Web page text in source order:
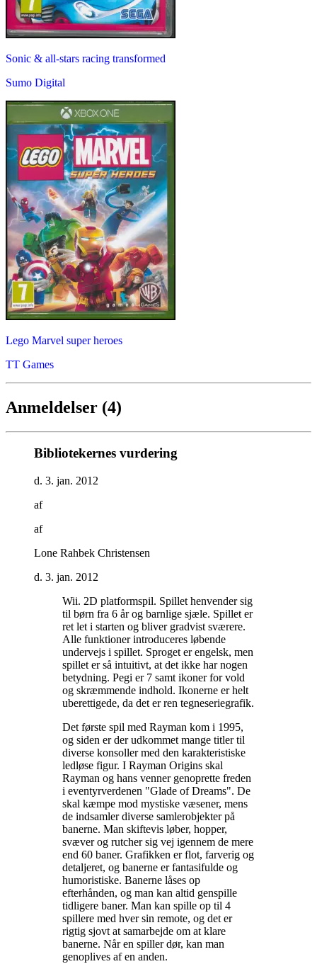
Sonic & all-stars racing transformed
Sumo Digital
Lego Marvel super heroes
TT Games
Anmeldelser (4)
Bibliotekernes vurdering
d. 3. jan. 2012
af
af
Lone Rahbek Christensen
d. 3. jan. 2012
Wii. 2D platformspil. Spillet henvender sig
til børn fra 6 år og barnlige sjæle. Spillet er
ret let i starten og bliver gradvist sværere.
Alle funktioner introduceres løbende
undervejs i spillet. Sproget er engelsk, men
spillet er så intuitivt, at det ikke har nogen
betydning. Pegi er 7 samt ikoner for vold
og skræmmende indhold. Ikonerne er helt
uberettigede, da det er ren tegneseriegrafik.
Det første spil med Rayman kom i 1995,
og siden er der udkommet mange titler til
diverse konsoller med den karakteristiske
ledløse figur. I Rayman Origins skal
Rayman og hans venner genoprette freden
i eventyrverdenen "Glade of Dreams". De
skal kæmpe mod mystiske væsener, mens
de indsamler diverse samlerobjekter på
banerne. Man skiftevis løber, hopper,
svæver og rutcher sig vej igennem de mere
end 60 baner. Grafikken er flot, farverig og
detaljeret, og banerne er fantasifulde og
humoristiske. Banerne låses op
efterhånden, og man kan altid genspille
tidligere baner. Man kan spille op til 4
spillere med hver sin remote, og det er
rigtig sjovt at samarbejde om at klare
banerne. Når en spiller dør, kan man
genoplives af en anden.